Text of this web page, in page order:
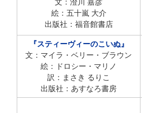
絵：五十嵐 大介
出版社：福音館書店
『スティーヴィーのこいぬ』
文：マイラ・ベリー・ブラウン
絵：ドロシー・マリノ
訳：まさき るりこ
出版社：あすなろ書房